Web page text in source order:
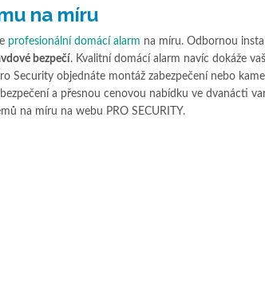
na míru
profesionální domácí alarm na míru. Odbornou
bezpečí. Kvalitní domácí alarm navíc dokáže
Security objednáte montáž zabezpečení nebo
a přesnou cenovou nabídku ve dvanácti
na míru na webu PRO SECURITY.